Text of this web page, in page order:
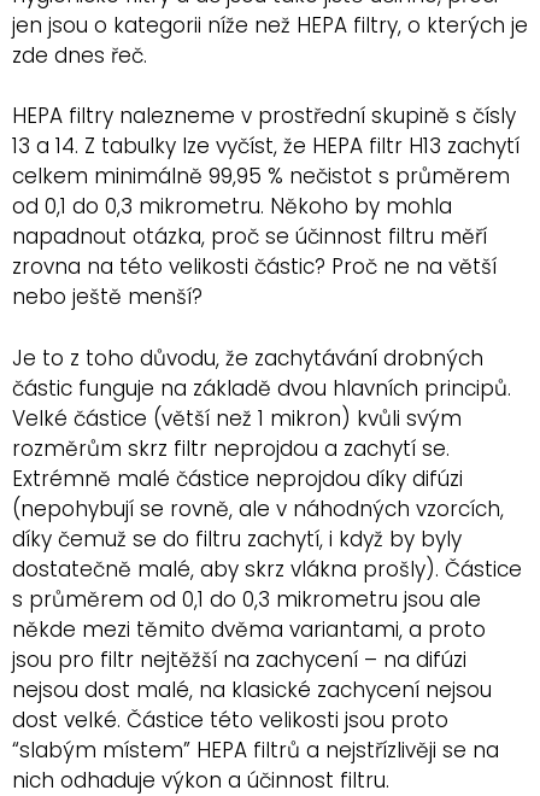
jen jsou o kategorii níže než HEPA filtry, o kterých je
zde dnes řeč.
HEPA filtry nalezneme v prostřední skupině s čísly
13 a 14. Z tabulky lze vyčíst, že HEPA filtr H13 zachytí
celkem minimálně 99,95 % nečistot s průměrem
od 0,1 do 0,3 mikrometru. Někoho by mohla
napadnout otázka, proč se účinnost filtru měří
zrovna na této velikosti částic? Proč ne na větší
nebo ještě menší?
Je to z toho důvodu, že zachytávání drobných
částic funguje na základě dvou hlavních principů.
Velké částice (větší než 1 mikron) kvůli svým
rozměrům skrz filtr neprojdou a zachytí se.
Extrémně malé částice neprojdou díky difúzi
(nepohybují se rovně, ale v náhodných vzorcích,
díky čemuž se do filtru zachytí, i když by byly
dostatečně malé, aby skrz vlákna prošly). Částice
s průměrem od 0,1 do 0,3 mikrometru jsou ale
někde mezi těmito dvěma variantami, a proto
jsou pro filtr nejtěžší na zachycení – na difúzi
nejsou dost malé, na klasické zachycení nejsou
dost velké. Částice této velikosti jsou proto
“slabým místem” HEPA filtrů a nejstřízlivěji se na
nich odhaduje výkon a účinnost filtru.